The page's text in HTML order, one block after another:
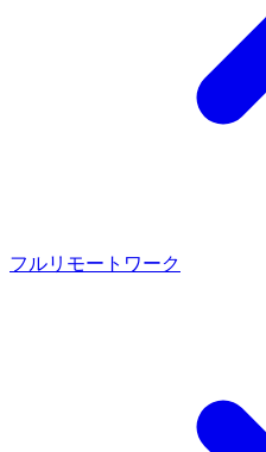
フルリモートワーク